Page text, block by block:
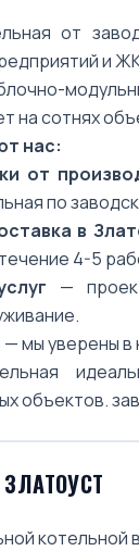
от
и
на сотнях
нас:
от
по
в
4-5
—
— мы уверены в
объектов.
котельной